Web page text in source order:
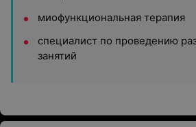
миофункциональная терапия
специалист по проведению
занятий